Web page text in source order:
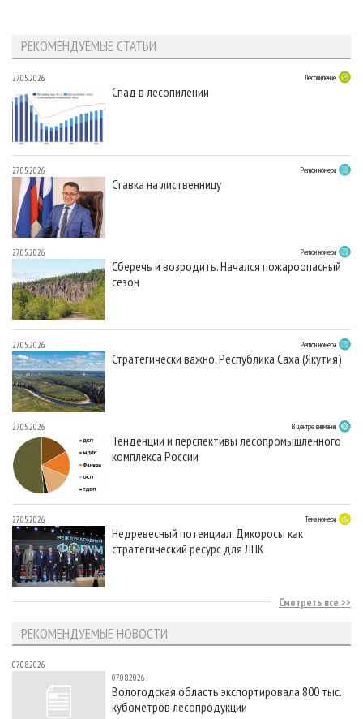
РЕКОМЕНДУЕМЫЕ СТАТЬИ
27.05.2026 Лесопиление
Спад в лесопилении
27.05.2026 Регион номера
Ставка на лиственницу
27.05.2026 Регион номера
Сберечь и возродить. Начался пожароопасный
сезон
27.05.2026 Регион номера
Стратегически важно. Республика Саха (Якутия)
27.05.2026 В центре внимания
Тенденции и перспективы лесопромышленного
комплекса России
27.05.2026 Тема номера
Недревесный потенциал. Дикоросы как
стратегический ресурс для ЛПК
Смотреть все
РЕКОМЕНДУЕМЫЕ НОВОСТИ
07.08.2026
07.08.2026
Вологодская область экспортировала 800 тыс.
кубометров лесопродукции